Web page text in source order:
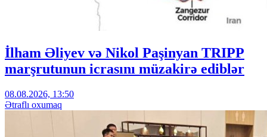
İlham Əliyev və Nikol Paşinyan TRIPP
marşrutunun icrasını müzakirə ediblər
08.08.2026, 13:50
Ətraflı oxumaq